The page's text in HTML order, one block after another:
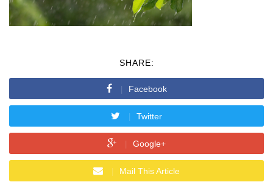
SHARE:
Facebook
Twitter
Google+
Mail This Article